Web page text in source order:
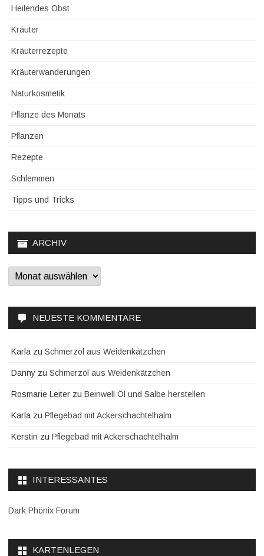
Heilendes Obst
Kräuter
Kräuterrezepte
Kräuterwanderungen
Naturkosmetik
Pflanze des Monats
Pflanzen
Rezepte
Schlemmen
Tipps und Tricks
ARCHIV
Archiv
NEUESTE KOMMENTARE
Karlazu Schmerzöl aus Weidenkätzchen
Danny zu Schmerzöl aus Weidenkätzchen
Rosmarie Leiter zu Beinwell Öl und Salbe herstellen
Karlazu Pflegebad mit Ackerschachtelhalm
Kerstin zu Pflegebad mit Ackerschachtelhalm
INTERESSANTES
Dark Phönix Forum
KARTENLEGEN